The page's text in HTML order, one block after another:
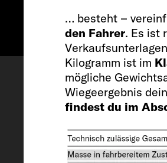
… besteht –
den Fahrer. Es ist
Kilogramm ist im
mögliche
Wiegeergebnis
findest du im
Konfigurieren